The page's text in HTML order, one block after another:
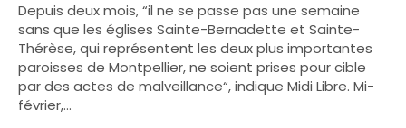
Depuis deux mois, “il ne se passe pas une semaine
sans que les églises Sainte-Bernadette et Sainte-
Thérèse, qui représentent les deux plus importantes
paroisses de Montpellier, ne soient prises pour cible
par des actes de malveillance“, indique Midi Libre. Mi-
février,…